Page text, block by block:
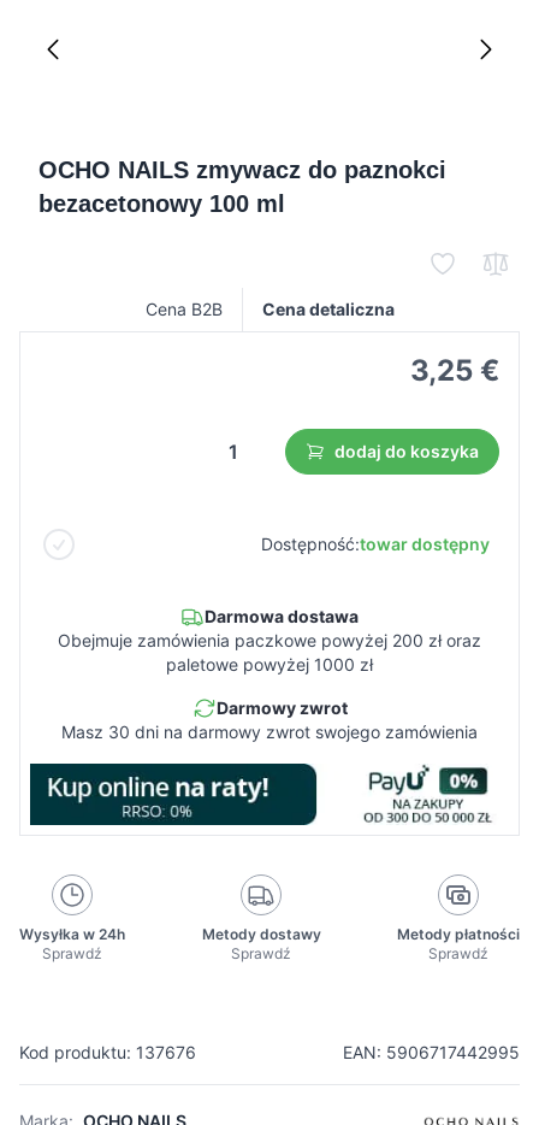
OCHO NAILS zmywacz do paznokci
bezacetonowy 100 ml
Kod produktu: 137676 EAN: 5906717442995
Marka: OCHO NAILS
Cena B2B Cena detaliczna
3,25 €
dodaj do koszyka
Dostępność:towar dostępny
Darmowa dostawa
Obejmuje zamówienia paczkowe powyżej 200 zł oraz
paletowe powyżej 1000 zł
Darmowy zwrot
Masz 30 dni na darmowy zwrot swojego zamówienia
Wysyłka w 24h
Sprawdź
Metody dostawy
Sprawdź
Metody płatności
Sprawdź